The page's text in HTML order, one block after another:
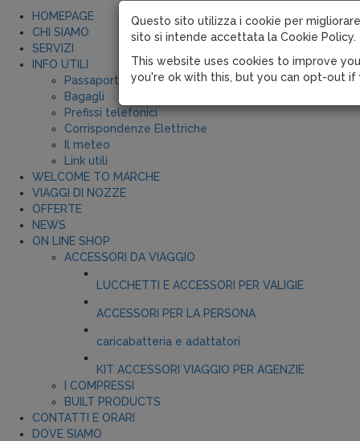
HOMEPAGE
CHI SIAMO
SERVIZI
INFO UTILI
Passaporti
Bagagli
Prefissi telefonici
Corrispondenze Elettriche
Il meteo
Link utili
WELCOME TO MARCHE
VIAGGI DI NOZZE
OFFERTE
NEWS
ON LINE SHOP
ACCESSORI DA VIAGGIO
LUCCHETTI E ACCESSORI PER VALIGIE
ACCESSORI PER LA PERSONA
caricabatteria e adattatori
KIT ACCESSORI VIAGGIO PER AGENZIE
I COMPRESSI
BUILT PRODUCTS
CONTATTI E ORARI
DOVE SIAMO
Questo sito utilizza i cookie per
sito si intende accettata la Cookie Policy.
This website uses cookies to improve
you're ok with this, but you can opt-out if